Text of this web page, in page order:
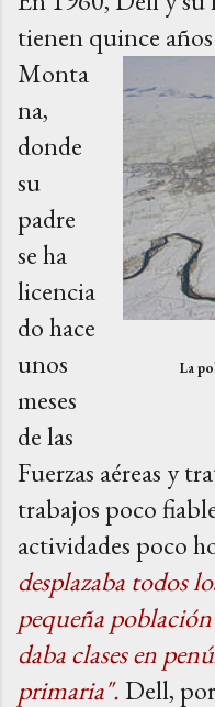
tienen quince
La
Monta
na,
donde
su
padre
se ha
licencia
do hace
unos
meses
de las
Fuerzas aéreas y
trabajos poco
actividades poco
desplazaba todos
pequeña
daba clases en
primaria".Dell,